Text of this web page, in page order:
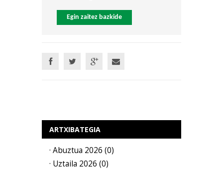
Egin zaitez bazkide
ARTXIBATEGIA
· Abuztua 2026 (0)
· Uztaila 2026 (0)